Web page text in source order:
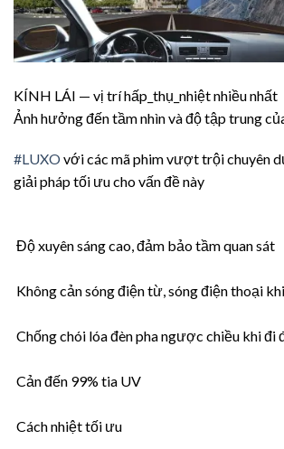
KÍNH LÁI — vị trí hấp_thụ_nhiệt nhiều nhất
Ảnh hưởng đến tầm nhìn và độ tập trung
#LUXOvới các mã phim vượt trội chuyên
giải pháp tối ưu cho vấn đề này
Độ xuyên sáng cao, đảm bảo tầm quan sát
Không cản sóng điện từ, sóng điện thoại
Chống chói lóa đèn pha ngược chiều khi đi
Cản đến 99% tia UV
Cách nhiệt tối ưu